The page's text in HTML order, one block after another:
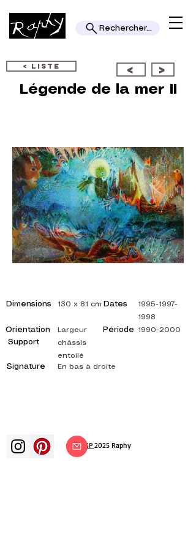
Rechercher...
< LISTE < >
Légende de la mer II
Dimensions
Orientation
Support
Signature
130 x 81 cm Dates
Période
Largeur
châssis
entoilé
En bas à droite
1995-1997-
1998
1990-2000
© ADAGP 2025 Raphy